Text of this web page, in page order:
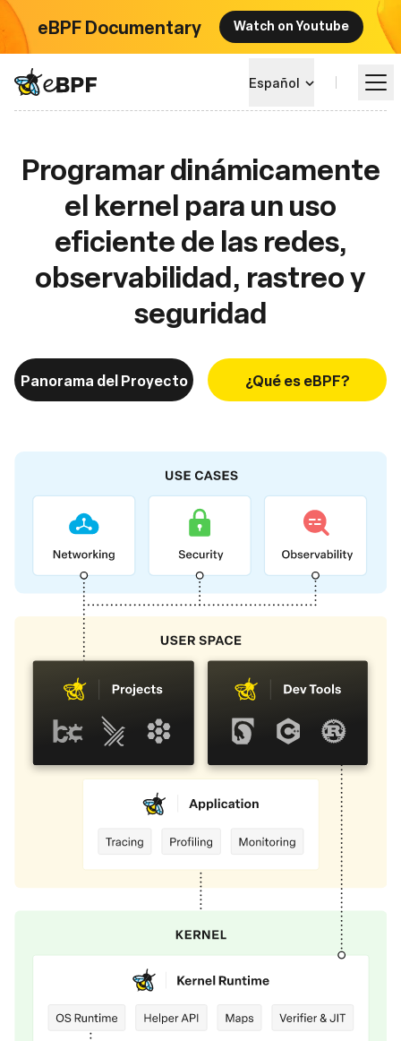
eBPF Documentary Watch on Youtube
eBPF logo Español
Programar dinámicamente
el kernel para un uso
eficiente de las redes,
observabilidad, rastreo y
seguridad
Panorama del Proyecto ¿Qué es eBPF?
Aprende más
Panorama del Proyecto
Eventos
Blog